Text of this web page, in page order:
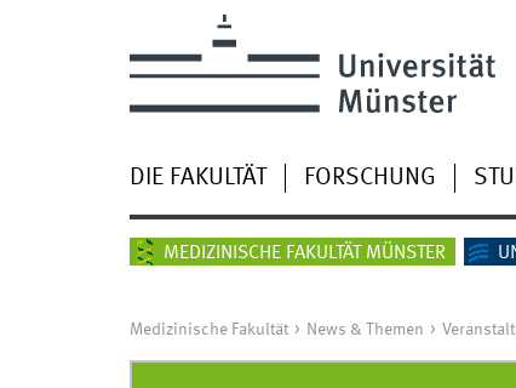
DIE FAKULTÄT FORSCHUNG
MEDIZINISCHE FAKULTÄT MÜNSTER
Medizinische Fakultät News & Themen